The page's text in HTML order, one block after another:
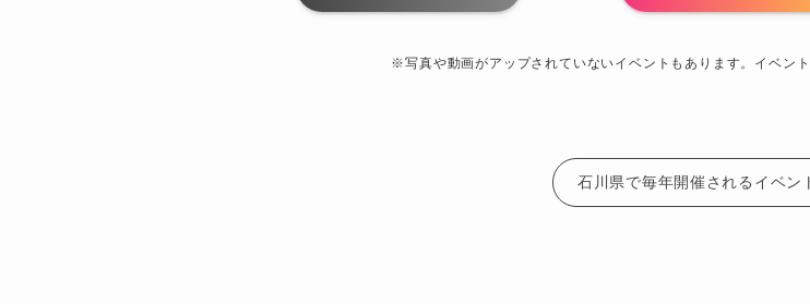
※写真や動画がアップされていないイベントもあります。イベン
石川県で毎年開催されるイベン